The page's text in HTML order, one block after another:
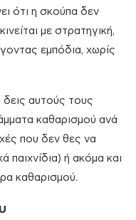
ότι η σκούπα δεν
με στρατηγική,
εμπόδια, χωρίς
αυτούς τους
καθαρισμού ανά
που δεν θες να
παιχνίδια) ή ακόμα και
καθαρισμού.